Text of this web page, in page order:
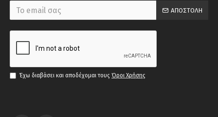
ΑΠΟΣΤΟΛΉ
Έχω διαβάσει και αποδέχομαι τους Όροι Χρήσης